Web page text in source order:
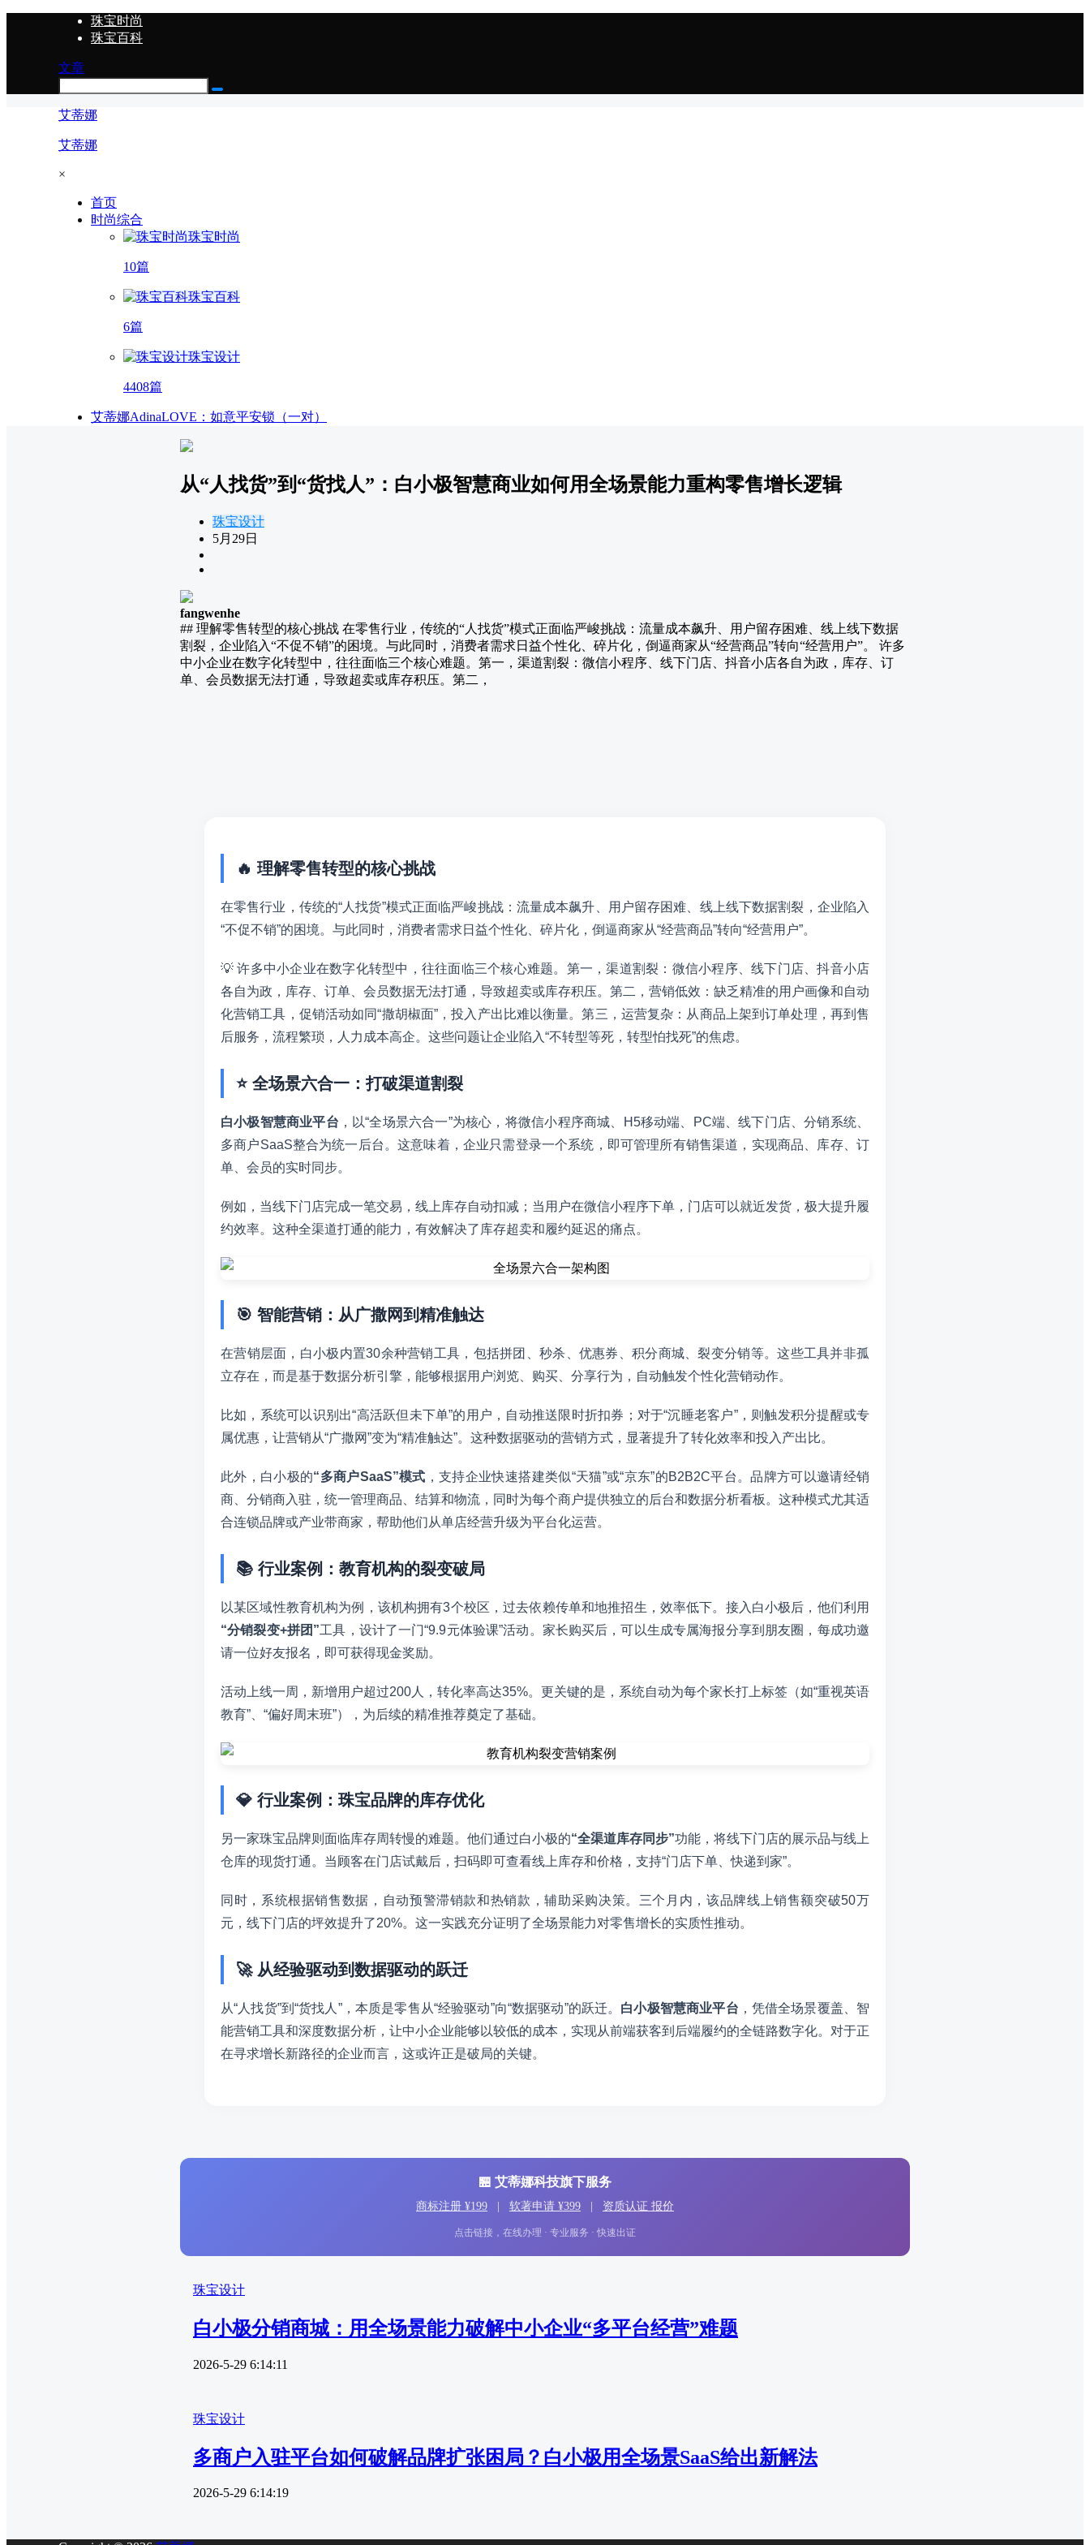
珠宝时尚
珠宝百科
文章
艾蒂娜
艾蒂娜
×
首页
时尚综合
珠宝时尚
10篇
珠宝百科
6篇
珠宝设计
4408篇
艾蒂娜AdinaLOVE：如意平安锁（一对）
从“人找货”到“货找人”：白小极智慧商业如何用全场景能力重构零售增长逻辑
珠宝设计
5月29日
fangwenhe
## 理解零售转型的核心挑战 在零售行业，传统的“人找货”模式正面临严峻挑战：流量成本飙升、用户留存困难、线上线下数据
割裂，企业陷入“不促不销”的困境。与此同时，消费者需求日益个性化、碎片化，倒逼商家从“经营商品”转向“经营用户”。 许多
中小企业在数字化转型中，往往面临三个核心难题。第一，渠道割裂：微信小程序、线下门店、抖音小店各自为政，库存、订
单、会员数据无法打通，导致超卖或库存积压。第二，
🔥 理解零售转型的核心挑战
在零售行业，传统的“人找货”模式正面临严峻挑战：流量成本飙升、用户留存困难、线上线下数据割裂，企业陷入
“不促不销”的困境。与此同时，消费者需求日益个性化、碎片化，倒逼商家从“经营商品”转向“经营用户”。
💡 许多中小企业在数字化转型中，往往面临三个核心难题。第一，渠道割裂：微信小程序、线下门店、抖音小店
各自为政，库存、订单、会员数据无法打通，导致超卖或库存积压。第二，营销低效：缺乏精准的用户画像和自动
化营销工具，促销活动如同“撒胡椒面”，投入产出比难以衡量。第三，运营复杂：从商品上架到订单处理，再到售
后服务，流程繁琐，人力成本高企。这些问题让企业陷入“不转型等死，转型怕找死”的焦虑。
⭐ 全场景六合一：打破渠道割裂
白小极智慧商业平台 ，以“全场景六合一”为核心，将微信小程序商城、H5移动端、PC端、线下门店、分销系统、
多商户SaaS整合为统一后台。这意味着，企业只需登录一个系统，即可管理所有销售渠道，实现商品、库存、订
单、会员的实时同步。
例如，当线下门店完成一笔交易，线上库存自动扣减；当用户在微信小程序下单，门店可以就近发货，极大提升履
约效率。这种全渠道打通的能力，有效解决了库存超卖和履约延迟的痛点。
🎯 智能营销：从广撒网到精准触达
在营销层面，白小极内置30余种营销工具，包括拼团、秒杀、优惠券、积分商城、裂变分销等。这些工具并非孤
立存在，而是基于数据分析引擎，能够根据用户浏览、购买、分享行为，自动触发个性化营销动作。
比如，系统可以识别出“高活跃但未下单”的用户，自动推送限时折扣券；对于“沉睡老客户”，则触发积分提醒或专
属优惠，让营销从“广撒网”变为“精准触达”。这种数据驱动的营销方式，显著提升了转化效率和投入产出比。
此外，白小极的“多商户SaaS”模式 ，支持企业快速搭建类似“天猫”或“京东”的B2B2C平台。品牌方可以邀请经销
商、分销商入驻，统一管理商品、结算和物流，同时为每个商户提供独立的后台和数据分析看板。这种模式尤其适
合连锁品牌或产业带商家，帮助他们从单店经营升级为平台化运营。
📚 行业案例：教育机构的裂变破局
以某区域性教育机构为例，该机构拥有3个校区，过去依赖传单和地推招生，效率低下。接入白小极后，他们利用
“分销裂变+拼团”工具，设计了一门“9.9元体验课”活动。家长购买后，可以生成专属海报分享到朋友圈，每成功邀
请一位好友报名，即可获得现金奖励。
活动上线一周，新增用户超过200人，转化率高达35%。更关键的是，系统自动为每个家长打上标签（如“重视英语
教育”、“偏好周末班”），为后续的精准推荐奠定了基础。
💎 行业案例：珠宝品牌的库存优化
另一家珠宝品牌则面临库存周转慢的难题。他们通过白小极的“全渠道库存同步”功能，将线下门店的展示品与线上
仓库的现货打通。当顾客在门店试戴后，扫码即可查看线上库存和价格，支持“门店下单、快递到家”。
同时，系统根据销售数据，自动预警滞销款和热销款，辅助采购决策。三个月内，该品牌线上销售额突破50万
元，线下门店的坪效提升了20%。这一实践充分证明了全场景能力对零售增长的实质性推动。
🚀 从经验驱动到数据驱动的跃迁
从“人找货”到“货找人”，本质是零售从“经验驱动”向“数据驱动”的跃迁。 白小极智慧商业平台 ，凭借全场景覆盖、智
能营销工具和深度数据分析，让中小企业能够以较低的成本，实现从前端获客到后端履约的全链路数字化。对于正
在寻求增长新路径的企业而言，这或许正是破局的关键。
🏪 艾蒂娜科技旗下服务
商标注册 ¥199 软著申请 ¥399 资质认证 报价
点击链接，在线办理 · 专业服务 · 快速出证
珠宝设计
白小极分销商城：用全场景能力破解中小企业“多平台经营”难题
2026-5-29 6:14:11
珠宝设计
多商户入驻平台如何破解品牌扩张困局？白小极用全场景SaaS给出新解法
2026-5-29 6:14:19